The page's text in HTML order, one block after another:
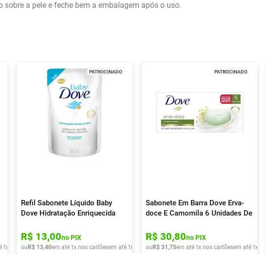
sobre a pele e feche bem a embalagem após o uso.
1x de R$ 33,59
PATROCINADO
Refil Sabonete Líquido Baby
Dove Hidratação Enriquecida
R$ 13,00no PIX
ou R$ 13,40em até 1x nos cartõesem até 1x de R$ 13,40
PATROCINADO
Sabonete Em Barra Dove Erva-
doce E Camomila 6 Unidades De
R$ 30,80no PIX
ou R$ 31 ,75em até 1x nos cartõesem até 1x de